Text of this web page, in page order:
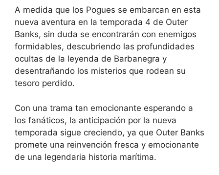
A medida que los Pogues se embarcan en esta
nueva aventura en la temporada 4 de Outer
Banks, sin duda se encontrarán con enemigos
formidables, descubriendo las profundidades
ocultas de la leyenda de Barbanegra y
desentrañando los misterios que rodean su
tesoro perdido.
Con una trama tan emocionante esperando a
los fanáticos, la anticipación por la nueva
temporada sigue creciendo, ya que Outer Banks
promete una reinvención fresca y emocionante
de una legendaria historia marítima.